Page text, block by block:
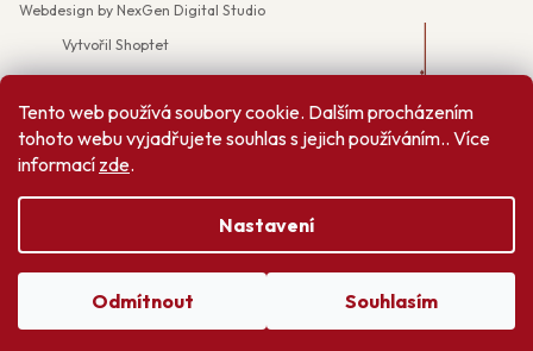
Tento web používá soubory cookie. Dalším procházením
tohoto webu vyjadřujete souhlas s jejich používáním.. Více
informací zde.
Nastavení
Odmítnout Souhlasím
Webdesign by NexGen Digital Studio
Vytvořil Shoptet